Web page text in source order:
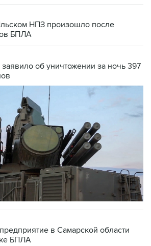
НПЗ произошло после
БПЛА
об уничтожении за ночь 397
в Самарской области
БПЛА